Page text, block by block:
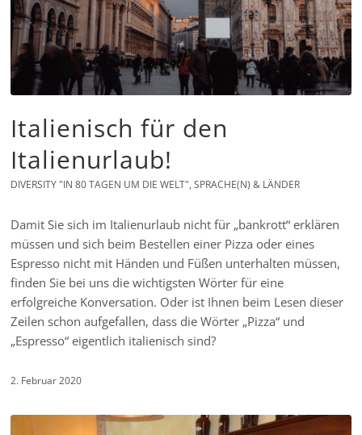
Italienisch für den
Italienurlaub!
DIVERSITY "IN 80 TAGEN UM DIE WELT",SPRACHE(N) & LÄNDER
Damit Sie sich im Italienurlaub nicht für „bankrott“ erklären
müssen und sich beim Bestellen einer Pizza oder eines
Espresso nicht mit Händen und Füßen unterhalten müssen,
finden Sie bei uns die wichtigsten Wörter für eine
erfolgreiche Konversation. Oder ist Ihnen beim Lesen dieser
Zeilen schon aufgefallen, dass die Wörter „Pizza“ und
„Espresso“ eigentlich italienisch sind?
2. Februar 2020